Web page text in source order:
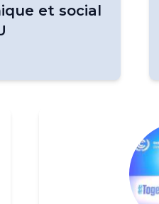
et social